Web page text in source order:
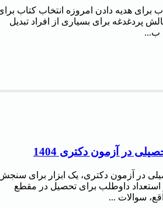
برای هدیه دادن امروزه انتخاب کتاب
پردغدغه برای بسیاری از افراد تبدیل
ب...
در آزمون دکتری 1404
در آزمون دکتری، یک ابزار برای
استعداد داوطلب برای تحصیل در مقطع
سوالات ...